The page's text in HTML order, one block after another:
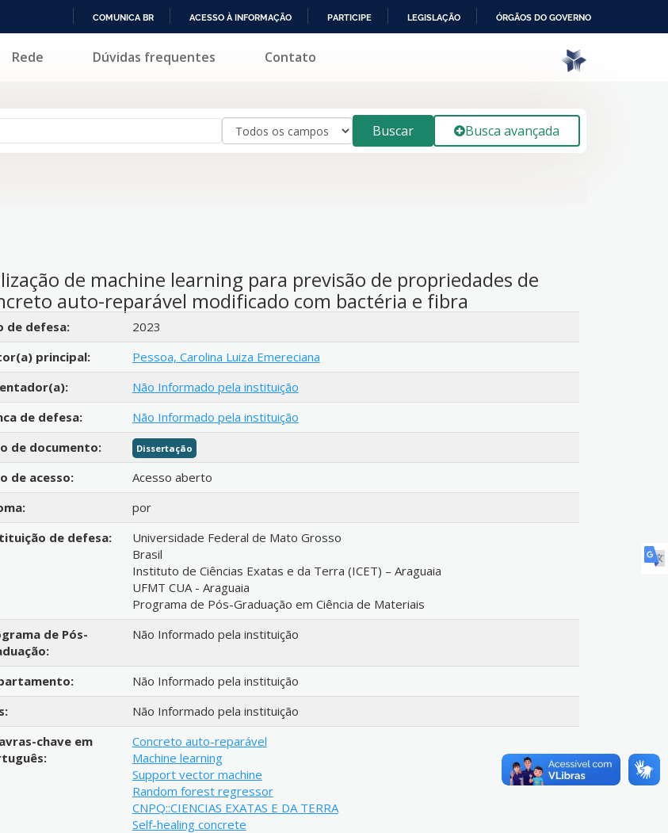
PARA
COMUNICA BR ACESSO À INFORMAÇÃO PARTICIPE LEGISLAÇÃO ÓRGÃOS DO GOVERNO
Rede Dúvidas frequentes Contato
Buscar Busca avançada
de machine learning para previsão de propriedades de
auto-reparável modificado com bactéria e fibra
bibliográficos
de defesa:
2023
principal:
Pessoa, Carolina Luiza Emereciana
Não Informado pela instituição
de defesa:
Não Informado pela instituição
de documento:
Dissertação
de acesso:
Acesso aberto
por
de defesa:
Universidade Federal de Mato Grosso
Brasil
Instituto de Ciências Exatas e da Terra (ICET) – Araguaia
UFMT CUA - Araguaia
Programa de Pós-Graduação em Ciência de Materiais
de Pós-
Não Informado pela instituição
Não Informado pela instituição
Não Informado pela instituição
chave em
Concreto auto-reparável
Machine learning
Support vector machine
Random forest regressor
CNPQ::CIENCIAS EXATAS E DA TERRA
Self-healing concrete